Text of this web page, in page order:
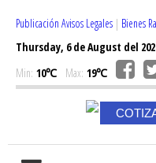
Publicación Avisos Legales | Bienes
Thursday, 6 de August del
Min: 10℃ Max: 19℃